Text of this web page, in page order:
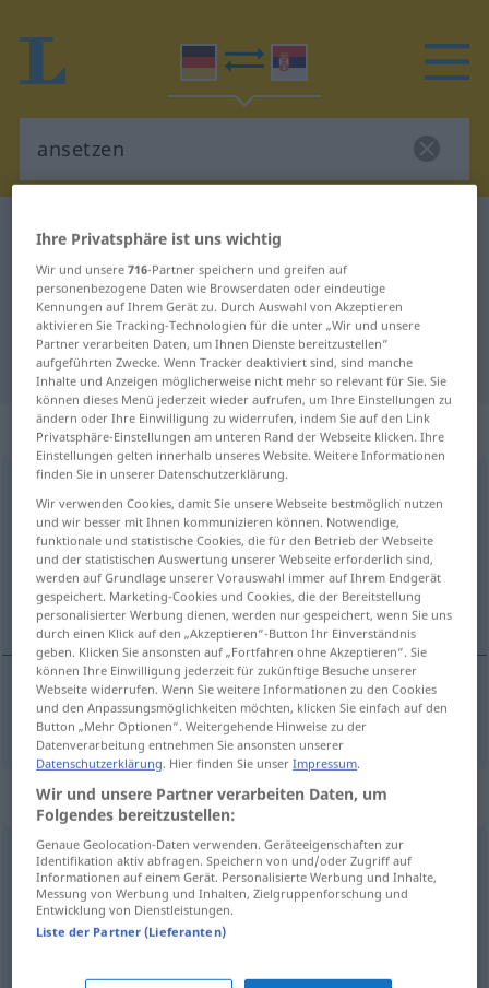
Deutsch-Serbisch Wörterbuch
Deutsch-Serbisch Übersetzung für
"ansetzen"
"ansetzen" Serbisch Übersetzung
„ansetzen“: transitives Verb
Übersicht aller Übersetzungen
(Für mehr Details die Übersetzung anklicken/antippen)
намештати
намештати ansetzen
„ansetzen“: intransitives Verb
ansetzenv/i
Übersicht aller Übersetzungen
(Für mehr Details die Übersetzung anklicken/antippen)
таложити се, заказивати
Ihre Privatsphäre ist uns wichtig
Wir und unsere716-Partner speichern und greifen auf
personenbezogene Daten wie Browserdaten oder eindeutige
Kennungen auf Ihrem Gerät zu. Durch Auswahl von Akzeptieren
aktivieren Sie Tracking-Technologien für die unter „Wir und unsere
Partner verarbeiten Daten, um Ihnen Dienste bereitzustellen“
aufgeführten Zwecke. Wenn Tracker deaktiviert sind, sind manche
Inhalte und Anzeigen möglicherweise nicht mehr so relevant für Sie. Sie
können dieses Menü jederzeit wieder aufrufen, um Ihre Einstellungen zu
ändern oder Ihre Einwilligung zu widerrufen, indem Sie auf den Link
Privatsphäre-Einstellungen am unteren Rand der Webseite klicken. Ihre
Einstellungen gelten innerhalb unseres Website. Weitere Informationen
finden Sie in unserer Datenschutzerklärung.
Wir verwenden Cookies, damit Sie unsere Webseite bestmöglich nutzen
und wir besser mit Ihnen kommunizieren können. Notwendige,
funktionale und statistische Cookies, die für den Betrieb der Webseite
und der statistischen Auswertung unserer Webseite erforderlich sind,
werden auf Grundlage unserer Vorauswahl immer auf Ihrem Endgerät
gespeichert. Marketing-Cookies und Cookies, die der Bereitstellung
personalisierter Werbung dienen, werden nur gespeichert, wenn Sie uns
durch einen Klick auf den „Akzeptieren“-Button Ihr Einverständnis
geben. Klicken Sie ansonsten auf „Fortfahren ohne Akzeptieren“. Sie
können Ihre Einwilligung jederzeit für zukünftige Besuche unserer
Webseite widerrufen. Wenn Sie weitere Informationen zu den Cookies
und den Anpassungsmöglichkeiten möchten, klicken Sie einfach auf den
Button „Mehr Optionen“. Weitergehende Hinweise zu der
Datenverarbeitung entnehmen Sie ansonsten unserer
Datenschutzerklärung. Hier finden Sie unserImpressum.
Wir und unsere Partner verarbeiten Daten, um
Folgendes bereitzustellen:
Genaue Geolocation-Daten verwenden. Geräteeigenschaften zur
Identifikation aktiv abfragen. Speichern von und/oder Zugriff auf
Informationen auf einem Gerät. Personalisierte Werbung und Inhalte,
Messung von Werbung und Inhalten, Zielgruppenforschung und
Entwicklung von Dienstleistungen.
Liste der Partner (Lieferanten)